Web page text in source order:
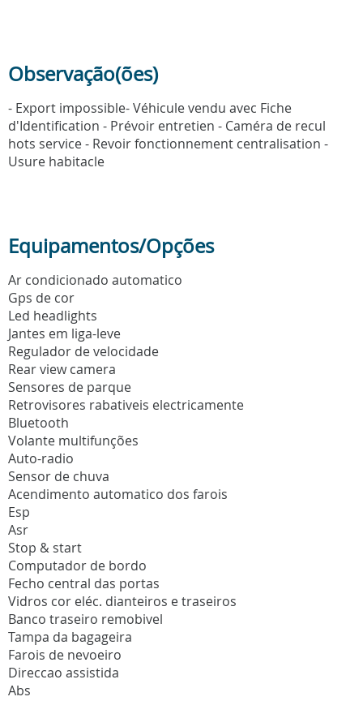
Observação(ões)
- Export impossible- Véhicule vendu avec Fiche
d'Identification - Prévoir entretien - Caméra de recul
hots service - Revoir fonctionnement centralisation -
Usure habitacle
Equipamentos/Opções
Ar condicionado automatico
Gps de cor
Led headlights
Jantes em liga-leve
Regulador de velocidade
Rear view camera
Sensores de parque
Retrovisores rabativeis electricamente
Bluetooth
Volante multifunções
Auto-radio
Sensor de chuva
Acendimento automatico dos farois
Esp
Asr
Stop & start
Computador de bordo
Fecho central das portas
Vidros cor eléc. dianteiros e traseiros
Banco traseiro remobivel
Tampa da bagageira
Farois de nevoeiro
Direccao assistida
Abs